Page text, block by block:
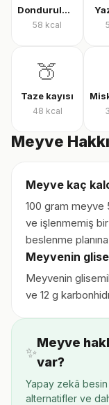
Dondurulmuş karışık meyve
58 kcal
🍑
Taze kayısı
48 kcal
Meyve
Meyve kaç
100 gram meyve
ve işlenmemiş
beslenme
Meyvenin
Meyvenin
ve 12 g
✨
Meyve
var?
Yapay zekâ
alternatifler ve